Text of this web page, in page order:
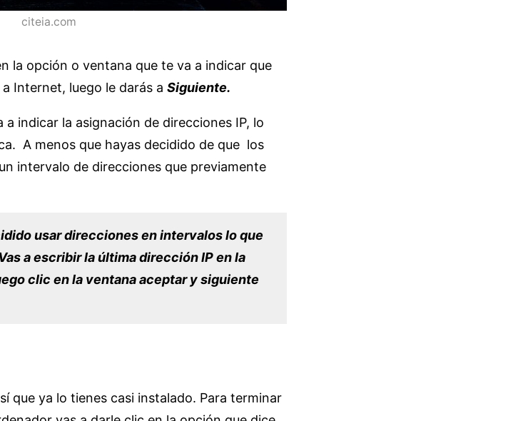
citeia.com
la opción o ventana que te va a indicar que
Internet, luego le darás a Siguiente.
indicar la asignación de direcciones IP, lo
A menos que hayas decidido de que los
intervalo de direcciones que previamente
usar direcciones en intervalos lo que
a escribir la última dirección IP en la
clic en la ventana aceptar y siguiente
que ya lo tienes casi instalado. Para terminar